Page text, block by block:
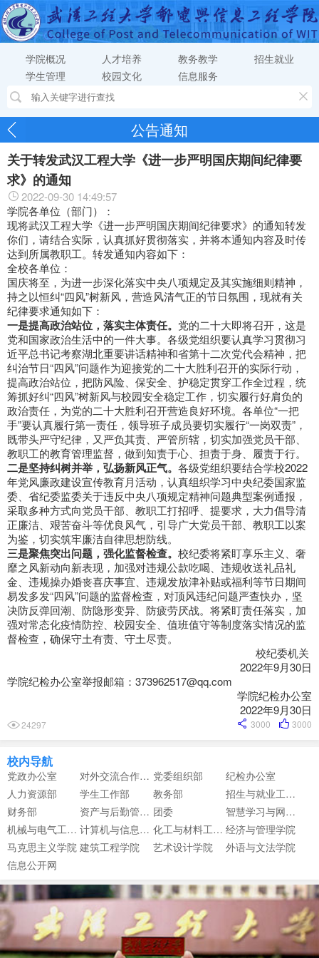
学院概况 人才培养 教务教学
招生就业
学生管理
校园文化 信息服务
公告通知
关于转发武汉工程大学《进一步严明国庆期间纪律要
求》的通知
2022-09-30 14:49:57
学院各单位（部门）：
现将武汉工程大学《进一步严明国庆期间纪律要求》的通知转发
你们，请结合实际，认真抓好贯彻落实，并将本通知内容及时传
达到所属教职工。转发通知内容如下：
全校各单位：
国庆将至，为进一步深化落实中央八项规定及其实施细则精神，
持之以恒纠“四风”树新风，营造风清气正的节日氛围，现就有关
纪律要求通知如下：
一是提高政治站位，落实主体责任。 党的二十大即将召开，这是
党和国家政治生活中的一件大事。各级党组织要认真学习贯彻习
近平总书记考察湖北重要讲话精神和省第十二次党代会精神，把
纠治节日“四风”问题作为迎接党的二十大胜利召开的实际行动，
提高政治站位，把防风险、保安全、护稳定贯穿工作全过程，统
筹抓好纠“四风”树新风与校园安全稳定工作，切实履行好肩负的
政治责任，为党的二十大胜利召开营造良好环境。各单位“一把
手”要认真履行第一责任，领导班子成员要切实履行“一岗双责”，
既带头严守纪律，又严负其责、严管所辖，切实加强党员干部、
教职工的教育管理监督，做到知责于心、担责于身、履责于行。
二是坚持纠树并举，弘扬新风正气。 各级党组织要结合学校2022
年党风廉政建设宣传教育月活动，认真组织学习中央纪委国家监
委、省纪委监委关于违反中央八项规定精神问题典型案例通报，
采取多种方式向党员干部、教职工打招呼、提要求，大力倡导清
正廉洁、艰苦奋斗等优良风气，引导广大党员干部、教职工以案
为鉴，切实筑牢廉洁自律思想防线。
三是聚焦突出问题，强化监督检查。 校纪委将紧盯享乐主义、奢
靡之风新动向新表现，加强对违规公款吃喝、违规收送礼品礼
金、违规操办婚丧喜庆事宜、违规发放津补贴或福利等节日期间
易发多发“四风”问题的监督检查，对顶风违纪问题严查快办，坚
决防反弹回潮、防隐形变异、防疲劳厌战。将紧盯责任落实，加
强对常态化疫情防控、校园安全、值班值守等制度落实情况的监
督检查，确保守土有责、守土尽责。
校纪委机关
2022年9月30日
学院纪检办公室举报邮箱：373962517@qq.com
学院纪检办公室
2022年9月30日
24297 3000
3000
校内导航
党政办公室 对外交流合作中心 党委组织部
纪检办公室
人力资源部
学生工作部 教务部
招生与就业工作部
财务部
资产与后勤管理部 团委
智慧学习与网络信息中心
机械与电气工程学院
计算机与信息工程学院 化工与材料工程学院 经济与管理学院
马克思主义学院 建筑工程学院 艺术设计学院
外语与文法学院
信息公开网